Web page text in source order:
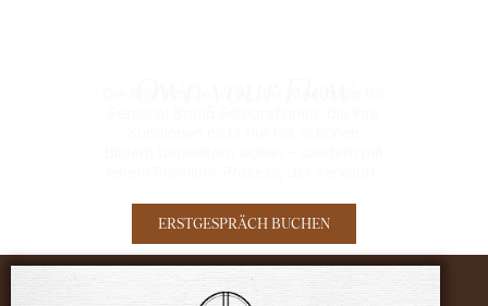
ERSTGESPRÄCH BUCHEN